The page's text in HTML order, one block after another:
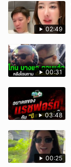
02:49
00:31
03:48
00:25